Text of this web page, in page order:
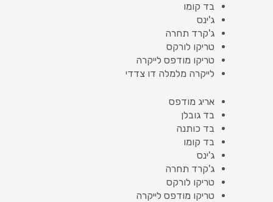
בד קומו
ג'ינס
ג'קרד תחרה
טריקו לורקס
טריקו מודפס לייקרה
לייקרה מלמלה דו צדדי
אריג מודפס
בד גובלן
בד כותנה
בד קומו
ג'ינס
ג'קרד תחרה
טריקו לורקס
טריקו מודפס לייקרה